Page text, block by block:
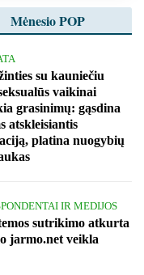
Mėnesio POP
su kauniečiu
vaikinai
grasinimų: gąsdina
atskleisiantis
platina nuogybių
IR MEDIJOS
sutrikimo atkurta
jarmo.net veikla